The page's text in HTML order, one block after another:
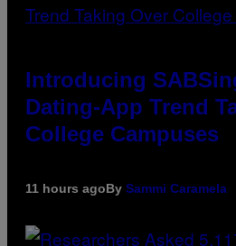
Introducing
Dating-App Trend
College Campuses
11 hours agoBy Sammi Caramela